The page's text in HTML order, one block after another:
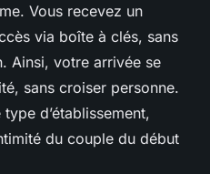
Vous recevez un
via boîte à clés, sans
Ainsi, votre arrivée se
sans croiser personne.
d’établissement,
du couple du début